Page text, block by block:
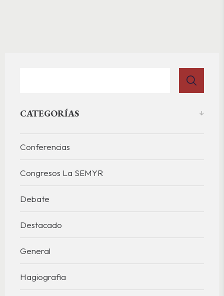
CATEGORÍAS
Conferencias
Congresos La SEMYR
Debate
Destacado
General
Hagiografia